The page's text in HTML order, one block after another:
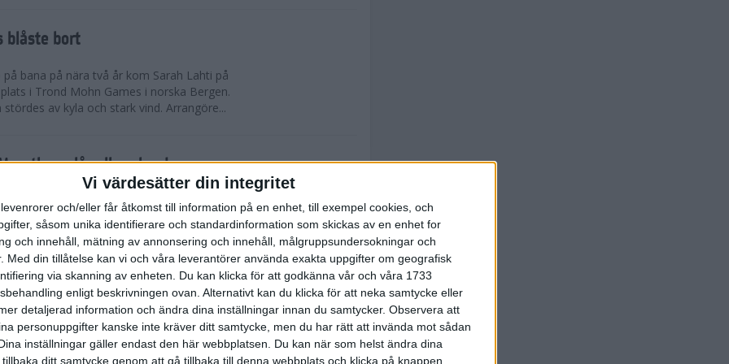
Vi värdesätter din integritet
och/eller får åtkomst till information på en enhet, till exempel cookies, och
såsom unika identifierare och standardinformation som skickas av en enhet for
och innehåll, mätning av annonsering och innehåll, målgruppsundersokningar och
Med din tillåtelse kan vi och våra leverantörer använda exakta uppgifter om geografisk
via skanning av enheten. Du kan klicka för att godkänna vår och våra 1733
enligt beskrivningen ovan. Alternativt kan du klicka för att neka samtycke eller
detaljerad information och ändra dina inställningar innan du samtycker. Observera att
personuppgifter kanske inte kräver ditt samtycke, men du har rätt att invända mot sådan
inställningar gäller endast den här webbplatsen. Du kan när som helst ändra dina
ditt samtycke genom att gå tillbaka till denna webbplats och klicka på knappen
blåste bort
bana på nära två år kom Sarah Lahti på
i Trond Mohn Games i norska Bergen.
av kyla och stark vind. Arrangöre...
slår alla rekord
i mål. Rekord i båda fallen. Det är 1863 fler
på adidas Stockholm Marathon. Och trots de
sjukdomsfall.
och dubbelt Etiopien i
Stockholm Marathon 2025
Marathon vanns i herrklassen av Onemus
och av Shewarge Alene från Etiopien i